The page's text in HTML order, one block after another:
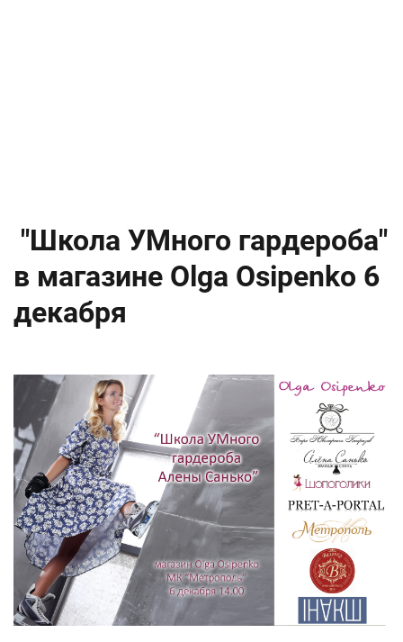
"Школа УМного гардероба"
в магазине Olga Osipenko 6
декабря